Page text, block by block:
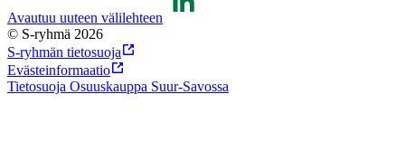
Avautuu uuteen välilehteen
© S-ryhmä 2026
S-ryhmän tietosuoja
Evästeinformaatio
Tietosuoja Osuuskauppa Suur-Savossa